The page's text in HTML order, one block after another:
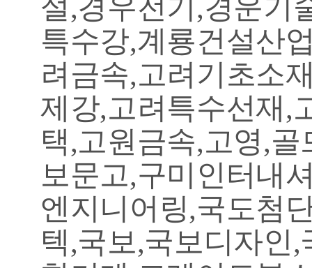
설,경우전기,경운기
특수강,계룡건설산
려금속,고려기초소
제강,고려특수선재,
택,고원금속,고영,
보문고,구미인터내
엔지니어링,국도첨
텍,국보,국보디자인